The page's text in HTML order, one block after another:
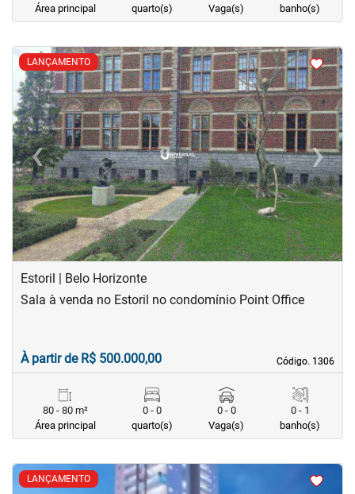
Área principal
quarto(s)
Vaga(s)
banho(s)
LANÇAMENTO
<<<<
‹Previous ›Next
Estoril | Belo Horizonte
Código. 1306
Código. 1306
Sala à venda no Estoril no condomínio Point Office
À partir de R$ 500.000,00
80 - 80 m²
Área principal
0 - 0
quarto(s)
0 - 0
Vaga(s)
0 - 1
banho(s)
LANÇAMENTO
< <